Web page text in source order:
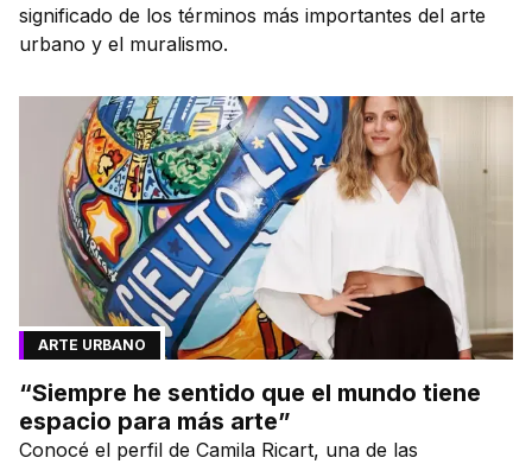
significado de los términos más importantes del arte
urbano y el muralismo.
ARTE URBANO
“Siempre he sentido que el mundo tiene
espacio para más arte”
Conocé el perfil de Camila Ricart, una de las